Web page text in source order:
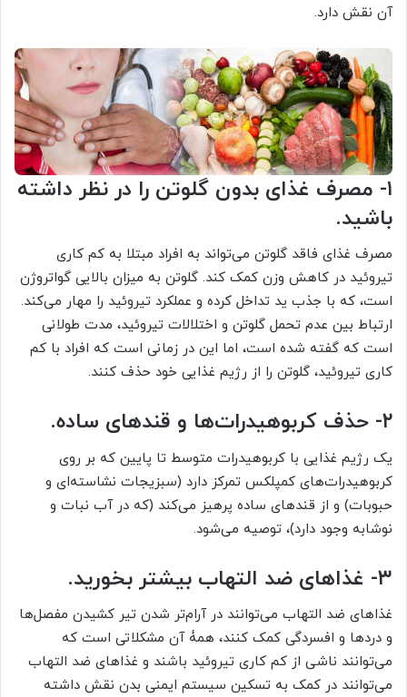
آن نقش دارد.
۱- مصرف غذای بدون گلوتن را در نظر داشته
باشید.
مصرف غذای فاقد گلوتن می‌‏تواند به افراد مبتلا به کم کاری
تیروئید در کاهش وزن کمک کند. گلوتن به میزان بالایی گواتروژن
است، که با جذب ید تداخل کرده و عملکرد تیروئید را مهار می‏‌کند.
ارتباط بین عدم تحمل گلوتن و اختلالات تیروئید، مدت طولانی
است که گفته شده است، اما این در زمانی است که افراد با کم
کاری تیروئید، گلوتن را از رژیم غذایی خود حذف کنند.
۲- حذف کربوهیدرات‌‏ها و قندهای ساده.
یک رژیم غذایی با کربوهیدرات متوسط تا پایین که بر روی
کربوهیدرات‌‏های کمپلکس تمرکز دارد (سبزیجات نشاسته‏‌ای و
حبوبات) و از قندهای ساده پرهیز می‏‌کند (که در آب نبات و
نوشابه وجود دارد)، توصیه می‏‌شود.
۳- غذاهای ضد التهاب بیشتر بخورید.
غذاهای ضد التهاب می‏‌توانند در آرام‌‏تر شدن تیر کشیدن مفصل‌‏ها
و دردها و افسردگی کمک کنند، همۀ آن مشکلاتی است که
می‌‏توانند ناشی از کم کاری تیروئید باشند و غذاهای ضد التهاب
می‏‌توانند در کمک به تسکین سیستم ایمنی بدن نقش داشته